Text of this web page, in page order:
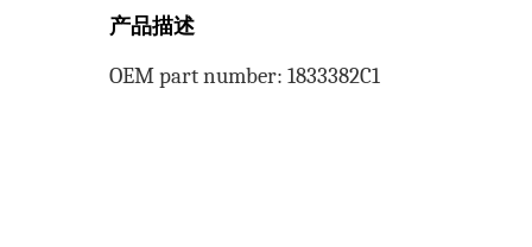
产品描述
OEM part number: 1833382C1